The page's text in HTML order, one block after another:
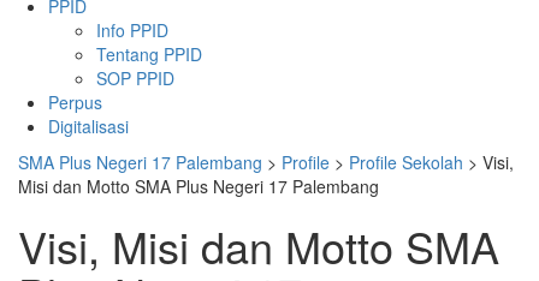
PPID
Info PPID
Tentang PPID
SOP PPID
Perpus
Digitalisasi
SMA Plus Negeri 17 Palembang > Profile > Profile Sekolah > Visi,
Misi dan Motto SMA Plus Negeri 17 Palembang
Visi, Misi dan Motto SMA